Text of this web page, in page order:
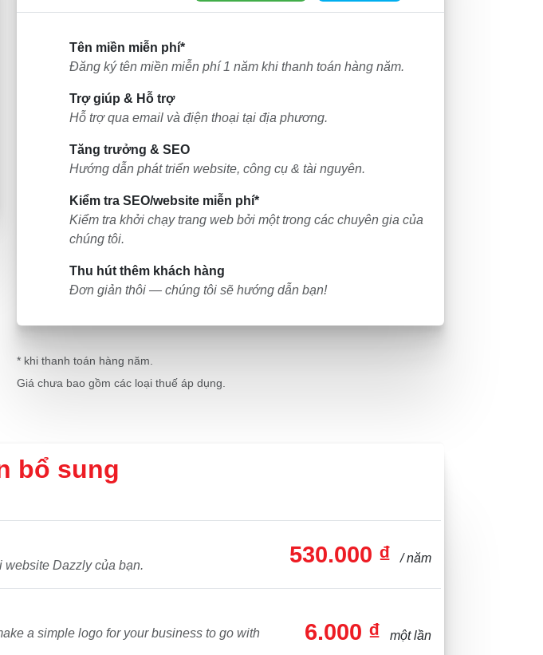
Tên miền miễn phí*
Đăng ký tên miền miễn phí 1 năm khi thanh toán hàng năm.
Trợ giúp & Hỗ trợ
Hỗ trợ qua email và điện thoại tại địa phương.
Tăng trưởng & SEO
Hướng dẫn phát triển website, công cụ & tài nguyên.
Kiểm tra SEO/website miễn phí*
Kiểm tra khởi chạy trang web bởi một trong các chuyên gia của
chúng tôi.
Thu hút thêm khách hàng
Đơn giản thôi — chúng tôi sẽ hướng dẫn bạn!
* khi thanh toán hàng năm.
Giá chưa bao gồm các loại thuế áp dụng.
bổ sung
Dazzly của bạn. 530.000 ₫ / năm
a simple logo for your business to go with
6.000 ₫ một lần